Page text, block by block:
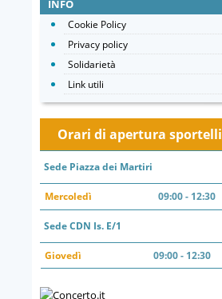
INFO
Cookie Policy
Privacy policy
Solidarietà
Link utili
Orari di apertura sportelli
Sede Piazza dei Martiri
Mercoledì 09:00 - 12:30
Sede CDN Is. E/1
Giovedì 09:00 - 12:30